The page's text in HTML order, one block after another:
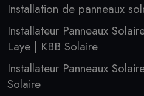
Installation de panneaux
Installateur Panneaux
Laye | KBB Solaire
Installateur Panneaux
Solaire